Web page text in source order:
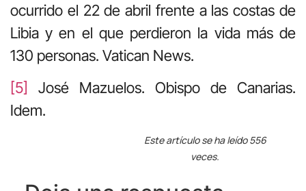
ocurrido el 22 de abril frente a las costas de
Libia y en el que perdieron la vida más de
130 personas. Vatican News.
[5]
José Mazuelos. Obispo de Canarias.
Idem.
Este artículo se ha leído 556
veces.